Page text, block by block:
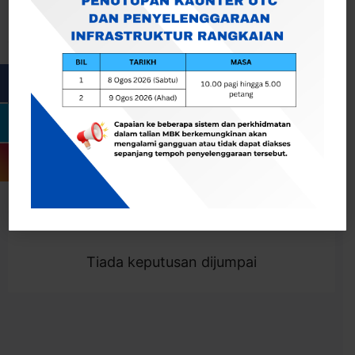
Togol Penapis
Showing 0 result
Tiada keputusan dijumpai